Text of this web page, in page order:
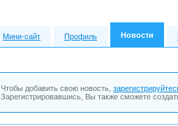
Мини-сайт Профиль Новости
Чтобы добавить свою новость,
Зарегистрировавшись, Вы также сможете